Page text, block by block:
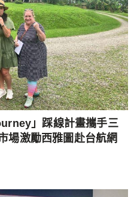
」踩線計畫攜手三
場激勵西雅圖赴台航網